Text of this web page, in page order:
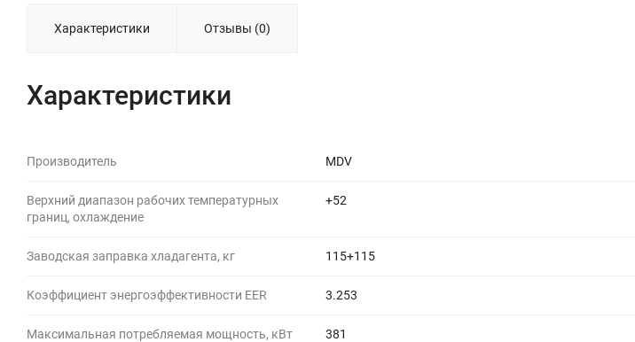
Характеристики Отзывы (0)
Характеристики
Производитель MDV
Верхний диапазон рабочих температурных
границ, охлаждение
+52
Заводская заправка хладагента, кг 115+115
Коэффициент энергоэффективности EER 3.253
Максимальная потребляемая мощность, кВт 381